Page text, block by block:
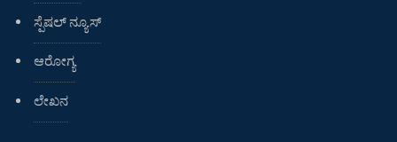
ಸ್ಪೆಷಲ್ ನ್ಯೂಸ್
ಆರೋಗ್ಯ
ಲೇಖನ